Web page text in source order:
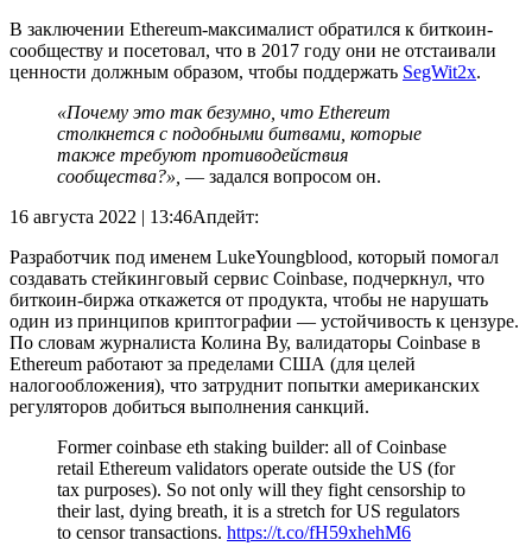
В заключении Ethereum-максималист обратился к биткоин-
сообществу и посетовал, что в 2017 году они не отстаивали
ценности должным образом, чтобы поддержать SegWit2x.
«Почему это так безумно, что Ethereum
столкнется с подобными битвами, которые
также требуют противодействия
сообщества?», — задался вопросом он.
16 августа 2022 | 13:46Апдейт:
Разработчик под именем LukeYoungblood, который помогал
создавать стейкинговый сервис Coinbase, подчеркнул, что
биткоин-биржа откажется от продукта, чтобы не нарушать
один из принципов криптографии — устойчивость к цензуре.
По словам журналиста Колина Ву, валидаторы Coinbase в
Ethereum работают за пределами США (для целей
налогообложения), что затруднит попытки американских
регуляторов добиться выполнения санкций.
Former coinbase eth staking builder: all of Coinbase
retail Ethereum validators operate outside the US (for
tax purposes). So not only will they fight censorship to
their last, dying breath, it is a stretch for US regulators
to censor transactions. https://t.co/fH59xhehM6